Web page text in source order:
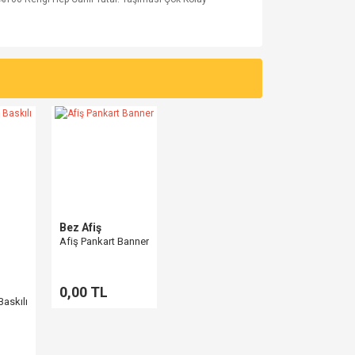
Bez Afiş
Afiş Pankart Banner
0,00 TL